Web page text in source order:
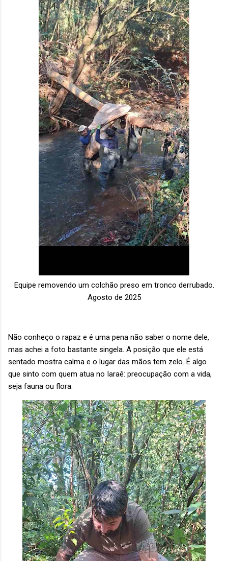
Equipe removendo um colchão preso em tronco derrubado.
Agosto de 2025
Não conheço o rapaz e é uma pena não saber o nome dele,
mas achei a foto bastante singela. A posição que ele está
sentado mostra calma e o lugar das mãos tem zelo. É algo
que sinto com quem atua no Iaraê: preocupação com a vida,
seja fauna ou flora.